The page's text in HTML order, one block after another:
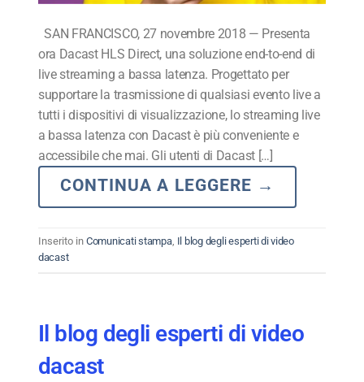
SAN FRANCISCO, 27 novembre 2018 — Presenta
ora Dacast HLS Direct, una soluzione end-to-end di
live streaming a bassa latenza. Progettato per
supportare la trasmissione di qualsiasi evento live a
tutti i dispositivi di visualizzazione, lo streaming live
a bassa latenza con Dacast è più conveniente e
accessibile che mai. Gli utenti di Dacast […]
CONTINUA A LEGGERE →
Inserito in Comunicati stampa, Il blog degli esperti di video
dacast
Il blog degli esperti di video
dacast